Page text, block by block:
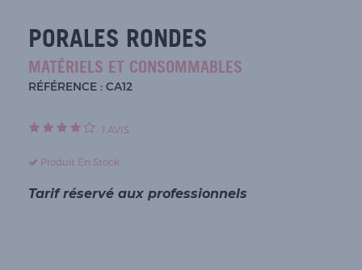
PORALES RONDES
MATÉRIELS ET CONSOMMABLES
RÉFÉRENCE : CA12
1 AVIS
Produit En Stock
Tarif réservé aux professionnels